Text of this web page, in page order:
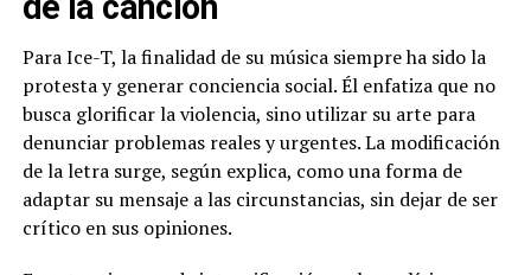
Para Ice-T, la finalidad de su música siempre ha sido la
protesta y generar conciencia social. Él enfatiza que no
busca glorificar la violencia, sino utilizar su arte para
denunciar problemas reales y urgentes. La modificación
de la letra surge, según explica, como una forma de
adaptar su mensaje a las circunstancias, sin dejar de ser
crítico en sus opiniones.